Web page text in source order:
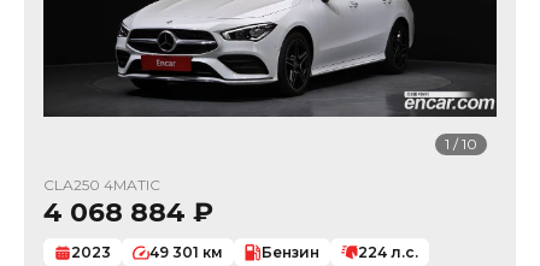
1 /10
CLA250 4MATIC
4 068 884 ₽
2023 49 301 км Бензин 224 л.с.